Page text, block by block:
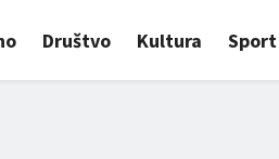
Društvo Kultura Sport